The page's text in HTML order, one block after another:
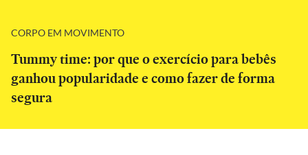
CORPO EM MOVIMENTO
Tummy time: por que o exercício para bebês
ganhou popularidade e como fazer de forma
segura